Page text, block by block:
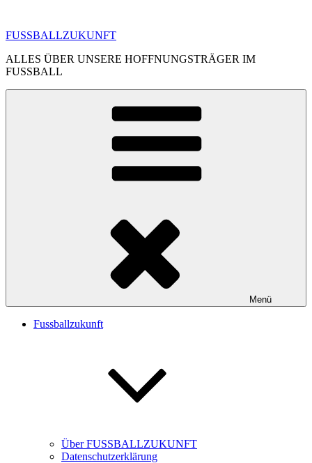
springen
FUSSBALLZUKUNFT
ALLES ÜBER UNSERE HOFFNUNGSTRÄGER IM
FUSSBALL
Menü
Fussballzukunft
Über FUSSBALLZUKUNFT
Datenschutzerklärung